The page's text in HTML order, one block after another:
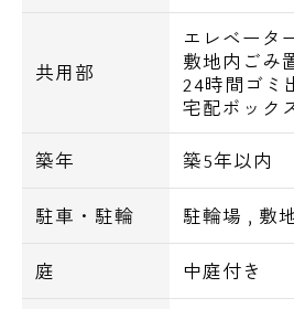
■駐輪場
まいばすけっと清澄1丁目
まいばすけっと日本橋箱崎
共用部
エレベータ
敷地内ごみ
24時間ゴミ
宅配ボック
築年 築5年以内
駐車・駐輪 駐輪場 , 敷
庭 中庭付き